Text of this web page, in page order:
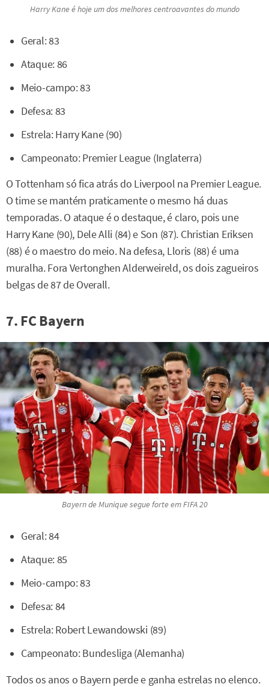
Harry Kane é hoje um dos melhores centroavantes do mundo
Geral: 83
Ataque: 86
Meio-campo: 83
Defesa: 83
Estrela: Harry Kane (90)
Campeonato: Premier League (Inglaterra)
O Tottenham só fica atrás do Liverpool na Premier League.
O time se mantém praticamente o mesmo há duas
temporadas. O ataque é o destaque, é claro, pois une
Harry Kane (90), Dele Alli (84) e Son (87). Christian Eriksen
(88) é o maestro do meio. Na defesa, Lloris (88) é uma
muralha. Fora Vertonghen Alderweireld, os dois zagueiros
belgas de 87 de Overall.
7. FC Bayern
Bayern de Munique segue forte emFIFA 20
Geral: 84
Ataque: 85
Meio-campo: 83
Defesa: 84
Estrela: Robert Lewandowski (89)
Campeonato: Bundesliga (Alemanha)
Todos os anos o Bayern perde e ganha estrelas no elenco.